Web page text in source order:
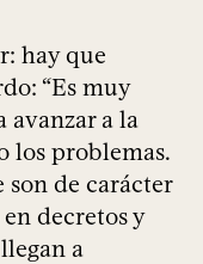
hay que
“Es muy
avanzar a la
los problemas.
son de carácter
decretos y
a